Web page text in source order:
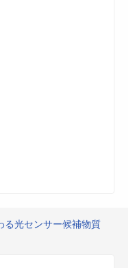
る光センサー候補物質